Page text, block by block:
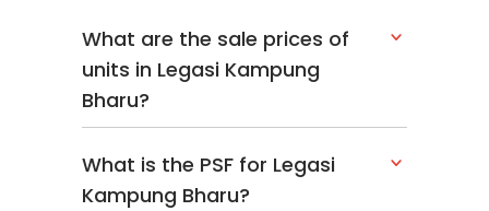
What are the sale prices of
units in Legasi Kampung
Bharu?
What is the PSF for Legasi
Kampung Bharu?